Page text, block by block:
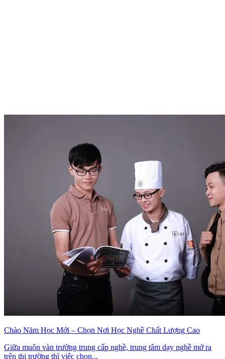
Chào Năm Học Mới – Chọn Nơi Học Nghề Chất Lượng Cao
Giữa muôn vàn trường trung cấp nghề, trung tâm dạy nghề mở ra
trên thị trường thì việc chọn...